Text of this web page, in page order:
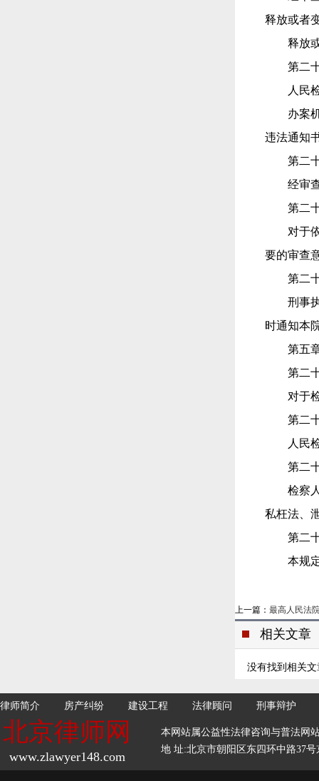
释放或者
释放
第二
人民
办案
违法通知
第二
经审
第二
对于
要的审查
第二
刑事
时通知本
第五
第二
对于
第二
人民
第二
检察
私枉法、
第二
本规
上一篇： 最高人民法
相关文章
没有找到相关
本网站属公益性法律咨询与普法网
地 址:北京市朝阳区东四环中路37
北京律师网
www.zlawyer148.com
律师简介 房产纠纷 建设工程 法律顾问 刑事辩护